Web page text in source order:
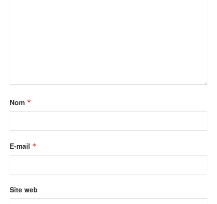
Nom *
E-mail *
Site web